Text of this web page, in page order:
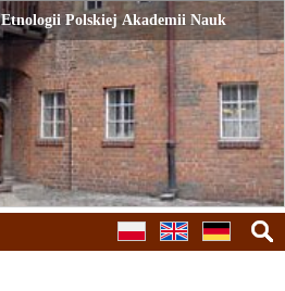
Polskiej Akademii Nauk
Polskiej Akademii Nauk